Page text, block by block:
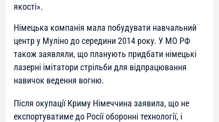
якості».
Німецька компанія мала побудувати навчальний
центр у Муліно до середини 2014 року. У МО РФ
також заявляли, що планують придбати німецькі
лазерні імітатори стрільби для відпрацювання
навичок ведення вогню.
Після окупації Криму Німеччина заявила, що не
експортуватиме до Росії оборонні технології, і